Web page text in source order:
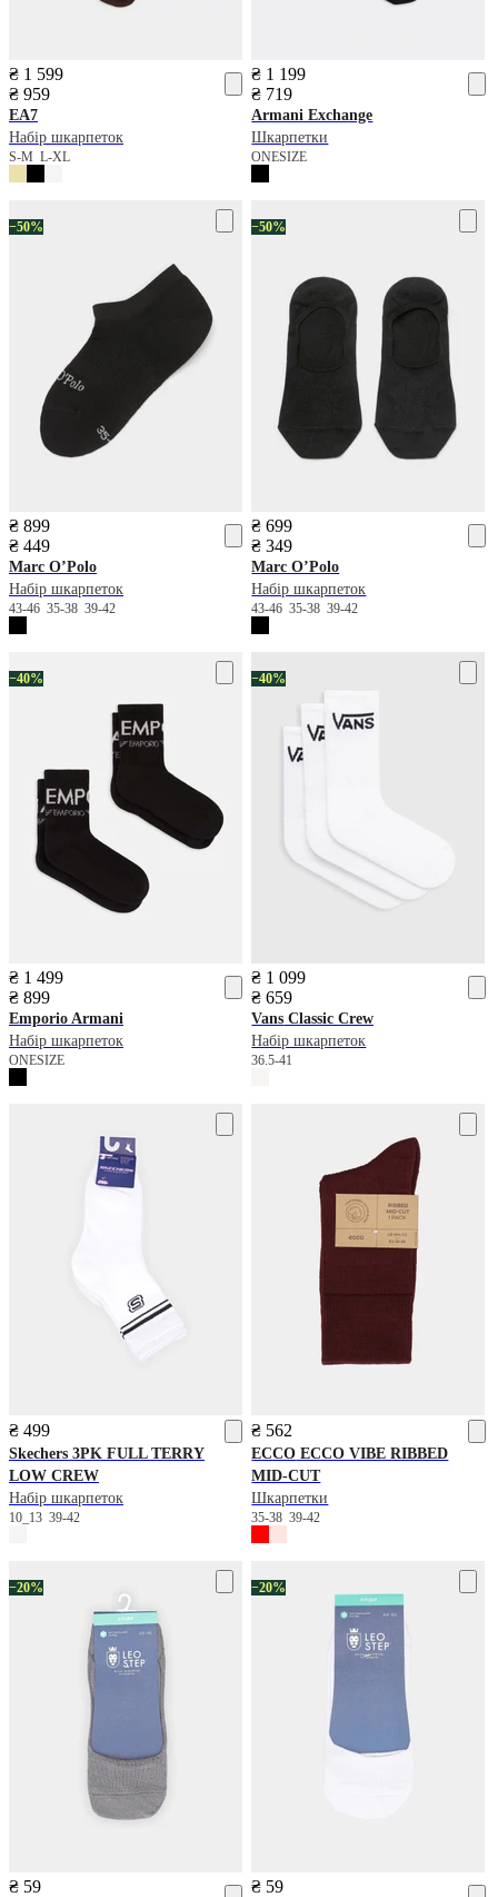
₴ 1 599
₴ 959
EA7
Набір шкарпеток
S-M L-XL
₴ 1 199
₴ 719
Armani Exchange
Шкарпетки
ONESIZE
−50%
₴ 899
₴ 449
Marc O’Polo
Набір шкарпеток
43-46 35-38 39-42
−50%
₴ 699
₴ 349
Marc O’Polo
Набір шкарпеток
43-4635-3839-42
−40%
₴ 1 499
₴ 899
Emporio Armani
Набір шкарпеток
ONESIZE
−40%
₴ 1 099
₴ 659
Vans Classic Crew
Набір шкарпеток
36.5-41
₴ 499
Skechers 3PK FULL TERRY
LOW CREW
Набір шкарпеток
10_13 39-42
₴ 562
ECCO ECCO VIBE RIBBED
MID-CUT
Шкарпетки
35-3839-42
−20%
₴ 59
−20%
₴ 59